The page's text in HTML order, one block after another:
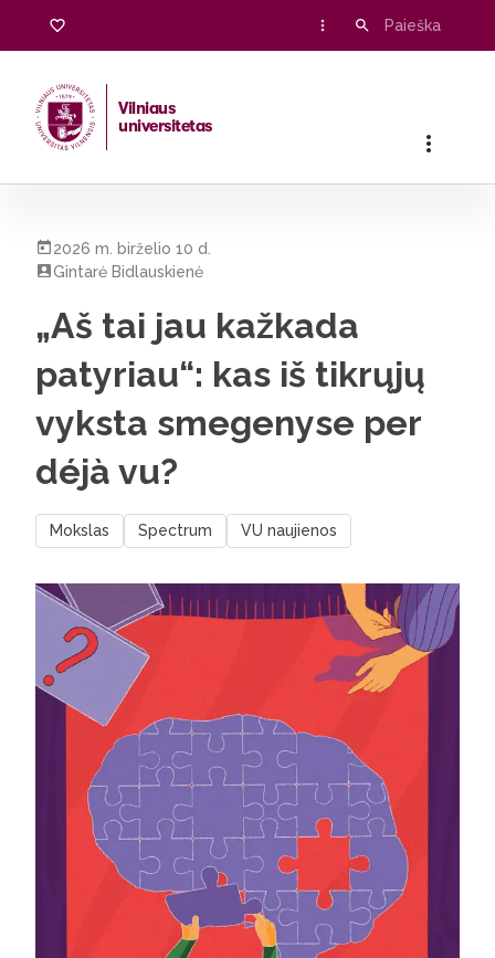
Vilniaus
universitetas
2026 m. birželio 10 d.
Gintarė Bidlauskienė
„Aš tai jau kažkada
patyriau“: kas iš tikrųjų
vyksta smegenyse per
déjà vu?
Mokslas Spectrum VU naujienos